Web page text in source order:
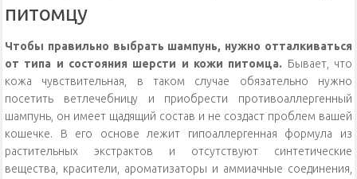
питомцу
Чтобы правильно выбрать шампунь, нужно отталкиваться
от типа и состояния шерсти и кожи питомца. Бывает, что
кожа чувствительная, в таком случае обязательно нужно
посетить ветлечебницу и приобрести противоаллергенный
шампунь, он имеет щадящий состав и не создаст проблем вашей
кошечке. В его основе лежит гипоаллергенная формула из
растительных экстрактов и отсутствуют синтетические
вещества, красители, ароматизаторы и аммиачные соединения,